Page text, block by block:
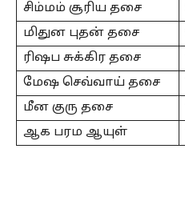
சிம்மம் சூரிய தசை
மிதுன புதன் தசை
ரிஷப சுக்கிர தசை
மேஷ செவ்வாய் தசை
மீன குரு தசை
ஆக பரம ஆயுள்